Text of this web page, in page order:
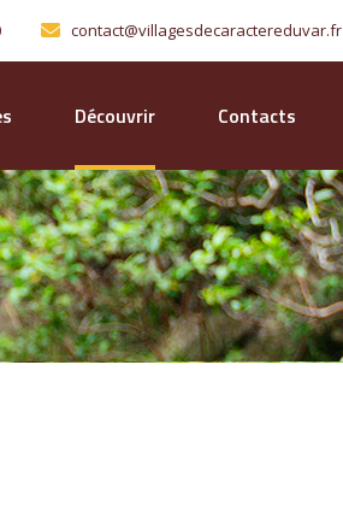
contact@villagesdecaractereduvar.fr
Découvrir Contacts